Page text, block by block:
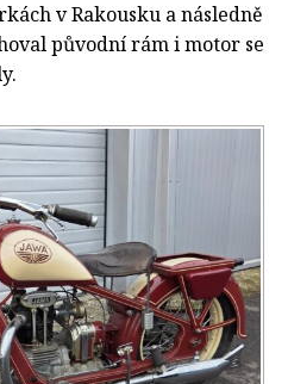
v Rakousku a následně
původní rám i motor se